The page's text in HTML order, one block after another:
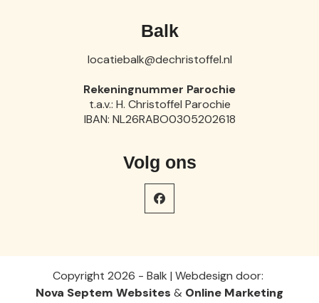
Balk
locatiebalk@dechristoffel.nl
Rekeningnummer Parochie
t.a.v.: H. Christoffel Parochie
IBAN: NL26RABO0305202618
Volg ons
Copyright 2026 - Balk | Webdesign door:
Nova Septem Websites & Online Marketing